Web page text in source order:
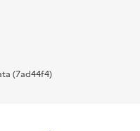
(7ad44f4)